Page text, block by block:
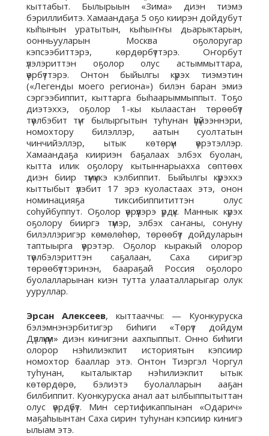
кыттабыт. Былырыын «Зима» диэн тиэмэ
бэриллибитэ. Хамаандаҕа 5 оҕо киирэн дойдубут
кыhынын уратытын, кыhыҥҥы дьарыктарын,
оонньууларын Москва оҕолоругар
кэпсээбиттэрэ, көрдөрбүттэрэ. Оҥорбут
үлэлэриттэн оҕолор олус астыммыттара,
үөрбүттэрэ. Онтон быйылгы күрэх тиэмэтин
(«Легенды моего региона») билэн баран эмиэ
сэргээбиппит, кыттарга быhаарыммыппыт. Тоҕо
диэтэххэ, оҕолор 1-кы кылаастан төрөөбүт
түөлбэбит түҥ былыргытын туhунан үhүйээннэри,
номохтору билэллэр, аатын суолтатын
чинчийэллэр, ытык көтөрүн үөрэтэллэр.
Хамаандаҕа киириэн баҕалаах элбэх буолан,
кытта илик оҕолору кытыннарыахха сөптөөх
диэн биир түмүккэ кэлбиппит. Быйылгы күрэххэ
кыттыбыт үлэбит 17 эрэ куоластаах этэ, онон
номинацияҕа тиксибиппититтэн олус
соhуйбуппут. Оҕолор үөрүүлэрэ үрдүк. Маннык күрэх
оҕолору бииргэ түмэр, элбэх саҥаны, сонуну
билэллэригэр көмөлөhөр, төрөөбүт дойдуларын
таптыырга үөрэтэр. Оҕолор кыракый олорор
түөлбэлэриттэн саҕалаан, Саха сиригэр
төрөөбүттэринэн, баараҕай Россия оҕолоро
буолалларынан киэн тутта улааталларыгар олук
ууруллар.
Эрсан Алексеев, кыттааччы: — Куонкуруска
бэлэмнэнэрбитигэр биhиги «Төрүт дойдум
Дүллүкүм» диэн кинигэни аахпыппыт. Онно биhиги
олорор нэhилиэкпит историятын кэпсиир
номохтор бааллар этэ. Онтон Тиэргэл Чоргул
туһунан, кыталыктар нэһилиэкпит ытык
көтөрдөрө, бэлиэтэ буолалларын ааҕан
билбиппит. Куонкуруска анал аат ылбыппытыттан
олус үөрдүбүт. Мин сертификаппынан «Одарич»
маҕаhыынтан Саха сирин туhунан кэпсиир кинигэ
ылыам этэ.